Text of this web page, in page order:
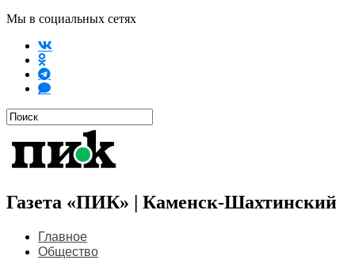
Мы в социальных сетях
Газета «ПИК» | Каменск-Шахтинский
Главное
Общество